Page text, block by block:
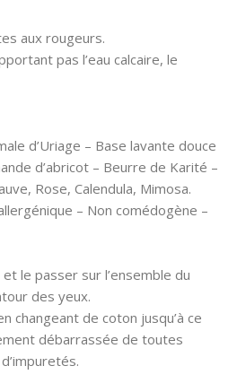
aux rougeurs.
pas l’eau calcaire, le
d’Uriage – Base lavante douce
d’abricot – Beurre de Karité –
Rose, Calendula, Mimosa.
– Non comédogène –
le passer sur l’ensemble du
des yeux.
changeant de coton jusqu’à ce
débarrassée de toutes